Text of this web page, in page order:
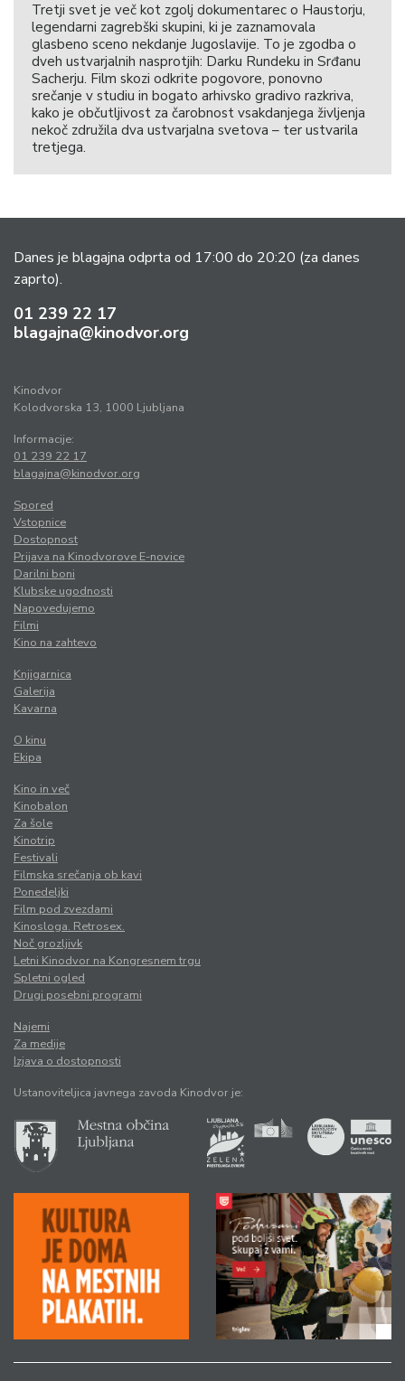
Tretji svet je več kot zgolj dokumentarec o Haustorju,
legendarni zagrebški skupini, ki je zaznamovala
glasbeno sceno nekdanje Jugoslavije. To je zgodba o
dveh ustvarjalnih nasprotjih: Darku Rundeku in Srđanu
Sacherju. Film skozi odkrite pogovore, ponovno
srečanje v studiu in bogato arhivsko gradivo razkriva,
kako je občutljivost za čarobnost vsakdanjega življenja
nekoč združila dva ustvarjalna svetova – ter ustvarila
tretjega.
Danes je blagajna odprta od 17:00 do 20:20 (za danes
zaprto).
01 239 22 17
blagajna@kinodvor.org
Kinodvor
Kolodvorska 13, 1000 Ljubljana
Informacije:
01 239 22 17
blagajna@kinodvor.org
Spored
Vstopnice
Dostopnost
Prijava na Kinodvorove E-novice
Darilni boni
Klubske ugodnosti
Napovedujemo
Filmi
Kino na zahtevo
Knjigarnica
Galerija
Kavarna
O kinu
Ekipa
Kino in več
Kinobalon
Za šole
Kinotrip
Festivali
Filmska srečanja ob kavi
Ponedeljki
Film pod zvezdami
Kinosloga. Retrosex.
Noč grozljivk
Letni Kinodvor na Kongresnem trgu
Spletni ogled
Drugi posebni programi
Najemi
Za medije
Izjava o dostopnosti
Ustanoviteljica javnega zavoda Kinodvor je: